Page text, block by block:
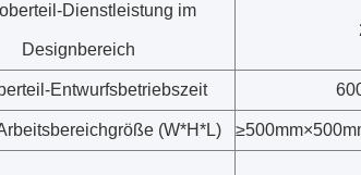
Dienstleistung im
Designbereich
Entwurfsbetriebszeit
(W*H*L)